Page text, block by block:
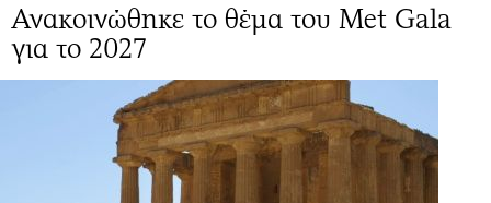
Ανακοινώθηκε το θέμα του Met Gala
για το 2027